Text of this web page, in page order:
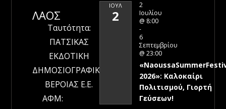
ΛΑΟΣ
Ταυτότητα:
ΠΑΤΣΙΚΑΣ
ΕΚΔΟΤΙΚΗ
ΔΗΜΟΣΙΟΓΡΑΦΙΚΗ
ΒΕΡΟΙΑΣ Ε.Ε.
ΑΦΜ:
ΙΟΎΛ
2
2
Ιουλίου
@ 8:00
-
6
Σεπτεμβρίου
@ 23:00
2026»: Καλοκαίρι
Πολιτισμού, Γιορτή
Γεύσεων!